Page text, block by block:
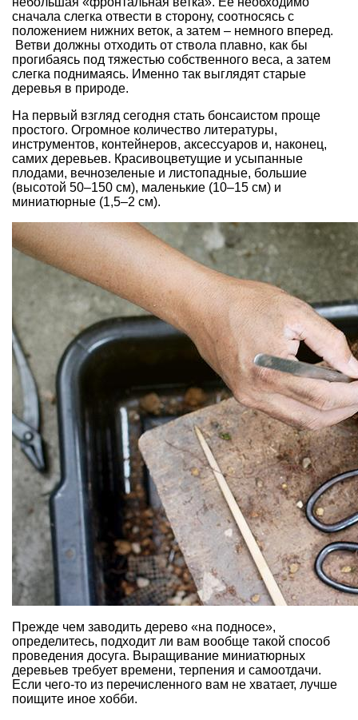
сначала слегка отвести в сторону, соотносясь с
положением нижних веток, а затем – немного вперед.
Ветви должны отходить от ствола плавно, как бы
прогибаясь под тяжестью собственного веса, а затем
слегка поднимаясь. Именно так выглядят старые
деревья в природе.
На первый взгляд сегодня стать бонсаистом проще
простого. Огромное количество литературы,
инструментов, контейнеров, аксессуаров и, наконец,
самих деревьев. Красивоцветущие и усыпанные
плодами, вечнозеленые и листопадные, большие
(высотой 50–150 см), маленькие (10–15 см) и
миниатюрные (1,5–2 см).
Прежде чем заводить дерево «на подносе»,
определитесь, подходит ли вам вообще такой способ
проведения досуга. Выращивание миниатюрных
деревьев требует времени, терпения и самоотдачи.
Если чего-то из перечисленного вам не хватает, лучше
поищите иное хобби.